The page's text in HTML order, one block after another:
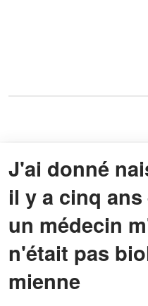
J'ai donné
il y a cinq
un médecin
n'était pas
mienne